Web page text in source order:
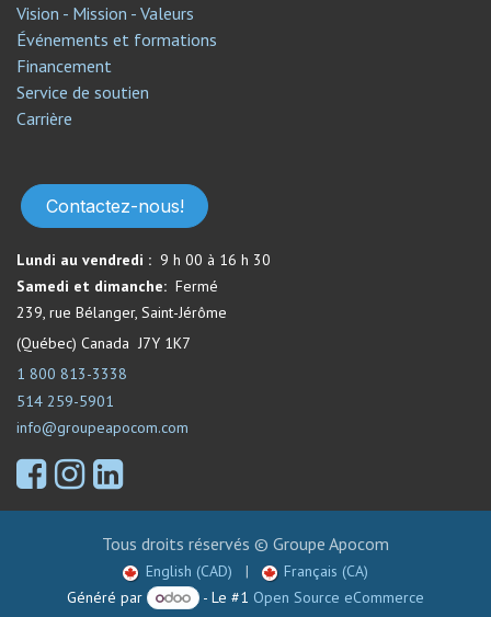
Vision - Mission - Valeurs
Événements et formations
Financement
Service de soutien​
Carrière
Contactez-nous!
Lundi au vendredi : 9 h 00 à 16 h 30
Samedi et dimanche: Fermé​
239, rue Bélanger, Saint-Jérôme
(Québec) Canada J7Y 1K7
1 800 813-3338
514 259-5901
info@groupeapocom.com
Tous droits réservés © Groupe Apocom
English (CAD) |
Français (CA)
Généré par
- Le #1 Open Source eCommerce